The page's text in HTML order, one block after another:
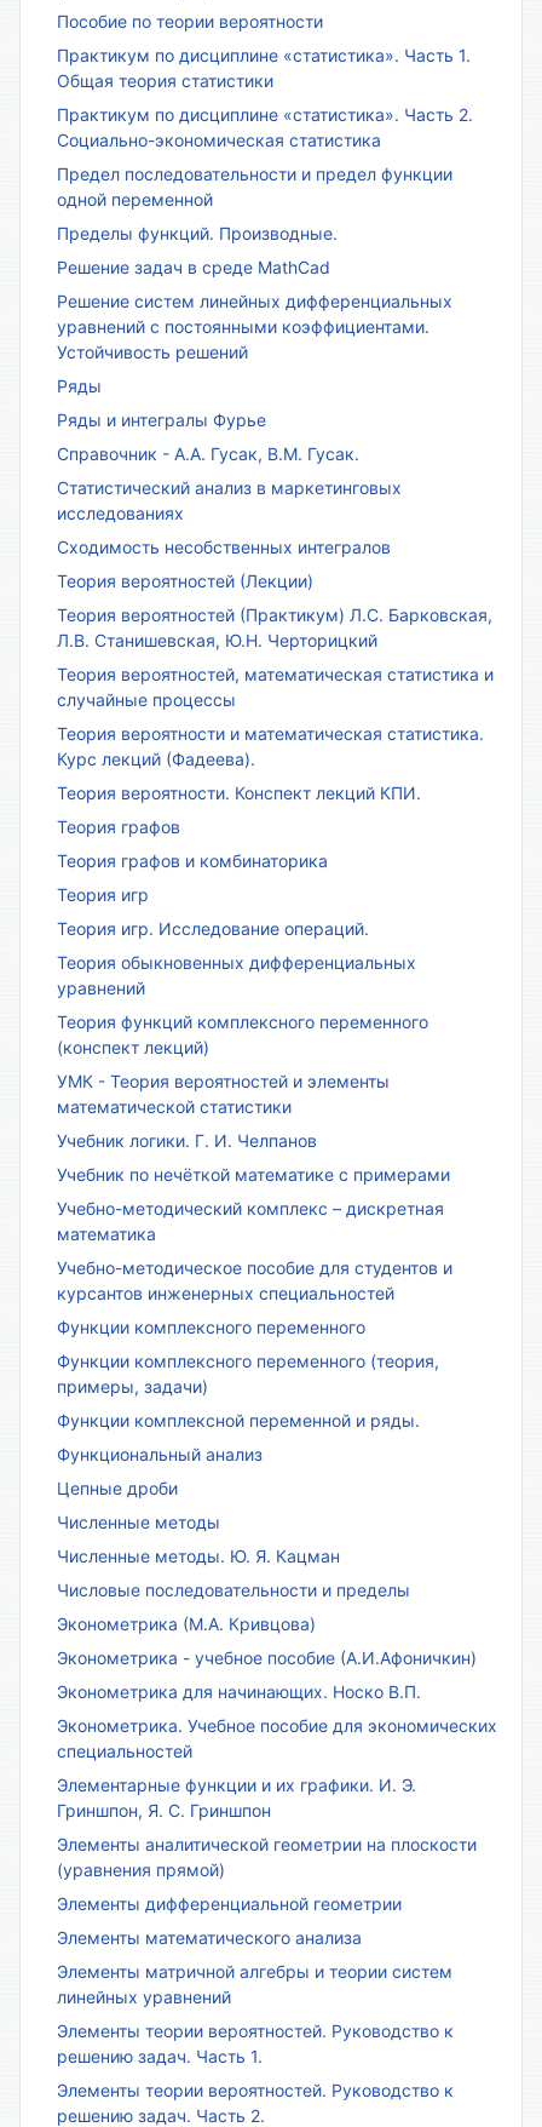
Пособие по теории вероятности
Практикум по дисциплине «статистика». Часть 1.
Общая теория статистики
Практикум по дисциплине «статистика». Часть 2.
Социально-экономическая статистика
Предел последовательности и предел функции
одной переменной
Пределы функций. Производные.
Решение задач в среде MathCad
Решение систем линейных дифференциальных
уравнений с постоянными коэффициентами.
Устойчивость решений
Ряды
Ряды и интегралы Фурье
Справочник - А.А. Гусак, В.М. Гусак.
Статистический анализ в маркетинговых
исследованиях
Сходимость несобственных интегралов
Теория вероятностей (Лекции)
Теория вероятностей (Практикум) Л.С. Барковская,
Л.В. Станишевская, Ю.Н. Черторицкий
Теория вероятностей, математическая статистика и
случайные процессы
Теория вероятности и математическая статистика.
Курс лекций (Фадеева).
Теория вероятности. Конспект лекций КПИ.
Теория графов
Теория графов и комбинаторика
Теория игр
Теория игр. Исследование операций.
Теория обыкновенных дифференциальных
уравнений
Теория функций комплексного переменного
(конспект лекций)
УМК - Теория вероятностей и элементы
математической статистики
Учебник логики. Г. И. Челпанов
Учебник по нечёткой математике с примерами
Учебно-методический комплекс – дискретная
математика
Учебно-методическое пособие для студентов и
курсантов инженерных специальностей
Функции комплексного переменного
Функции комплексного переменного (теория,
примеры, задачи)
Функции комплексной переменной и ряды.
Функциональный анализ
Цепные дроби
Численные методы
Численные методы. Ю. Я. Кацман
Числовые последовательности и пределы
Эконометрика (М.А. Кривцова)
Эконометрика - учебное пособие (А.И.Афоничкин)
Эконометрика для начинающих. Носко В.П.
Эконометрика. Учебное пособие для экономических
специальностей
Элементарные функции и их графики. И. Э.
Гриншпон, Я. С. Гриншпон
Элементы аналитической геометрии на плоскости
(уравнения прямой)
Элементы дифференциальной геометрии
Элементы математического анализа
Элементы матричной алгебры и теории систем
линейных уравнений
Элементы теории вероятностей. Руководство к
решению задач. Часть 1.
Элементы теории вероятностей. Руководство к
решению задач. Часть 2.